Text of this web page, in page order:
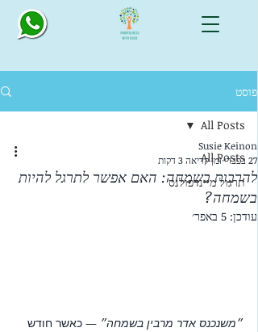
פוסט
All Posts
תרגול מיינדפולנס
All Posts
להרבות בשמחה: האם אפשר לתרגל להיות
בשמחה?
Susie Keinon
27 בפבר׳
זמן קריאה 3 דקות
עודכן: 5 באפר׳
״משנכנס אדר מרבין בשמחה״ — כאשר חודש